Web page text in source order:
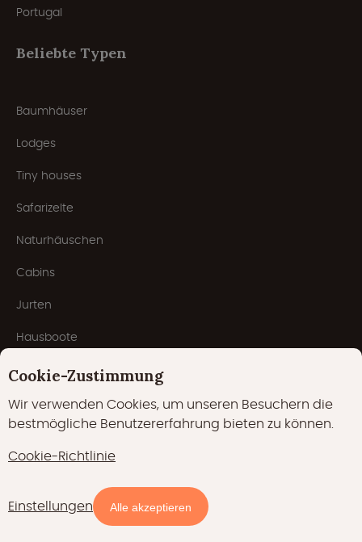
Karte
Portugal
Beliebte Typen
Baumhäuser
Lodges
Tiny houses
Safarizelte
Naturhäuschen
Cabins
Jurten
Hausboote
Pods
Domes
Außergewöhnliche übernachtung
Cookie-Zustimmung
Wir verwenden Cookies, um unseren Besuchern die
bestmögliche Benutzererfahrung bieten zu können.
Cookie-Richtlinie
Einstellungen Alle akzeptieren